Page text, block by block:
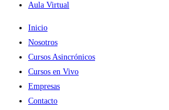
Aula Virtual
Inicio
Nosotros
Cursos Asincrónicos
Cursos en Vivo
Empresas
Contacto